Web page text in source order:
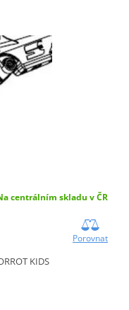
centrálním skladu v ČR
Porovnat
KIDS